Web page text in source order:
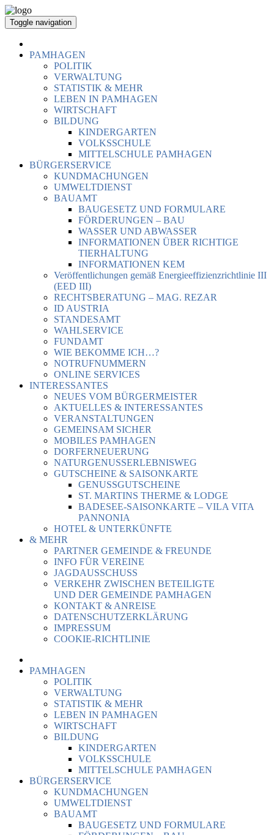
Toggle navigation
PAMHAGEN
POLITIK
VERWALTUNG
STATISTIK & MEHR
LEBEN IN PAMHAGEN
WIRTSCHAFT
BILDUNG
KINDERGARTEN
VOLKSSCHULE
MITTELSCHULE PAMHAGEN
BÜRGERSERVICE
KUNDMACHUNGEN
UMWELTDIENST
BAUAMT
BAUGESETZ UND FORMULARE
FÖRDERUNGEN – BAU
WASSER UND ABWASSER
INFORMATIONEN ÜBER RICHTIGE
TIERHALTUNG
INFORMATIONEN KEM
Veröffentlichungen gemäß Energieeffizienzrichtlinie III
(EED III)
RECHTSBERATUNG – MAG. REZAR
ID AUSTRIA
STANDESAMT
WAHLSERVICE
FUNDAMT
WIE BEKOMME ICH…?
NOTRUFNUMMERN
ONLINE SERVICES
INTERESSANTES
NEUES VOM BÜRGERMEISTER
AKTUELLES & INTERESSANTES
VERANSTALTUNGEN
GEMEINSAM SICHER
MOBILES PAMHAGEN
DORFERNEUERUNG
NATURGENUSSERLEBNISWEG
GUTSCHEINE & SAISONKARTE
GENUSSGUTSCHEINE
ST. MARTINS THERME & LODGE
BADESEE-SAISONKARTE – VILA VITA
PANNONIA
HOTEL & UNTERKÜNFTE
& MEHR
PARTNER GEMEINDE & FREUNDE
INFO FÜR VEREINE
JAGDAUSSCHUSS
VERKEHR ZWISCHEN BETEILIGTE
UND DER GEMEINDE PAMHAGEN
KONTAKT & ANREISE
DATENSCHUTZERKLÄRUNG
IMPRESSUM
COOKIE-RICHTLINIE
PAMHAGEN
POLITIK
VERWALTUNG
STATISTIK & MEHR
LEBEN IN PAMHAGEN
WIRTSCHAFT
BILDUNG
KINDERGARTEN
VOLKSSCHULE
MITTELSCHULE PAMHAGEN
BÜRGERSERVICE
KUNDMACHUNGEN
UMWELTDIENST
BAUAMT
BAUGESETZ UND FORMULARE